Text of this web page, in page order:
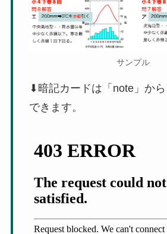
サンプル
⬇︎暗記カードは「note」か
できます。